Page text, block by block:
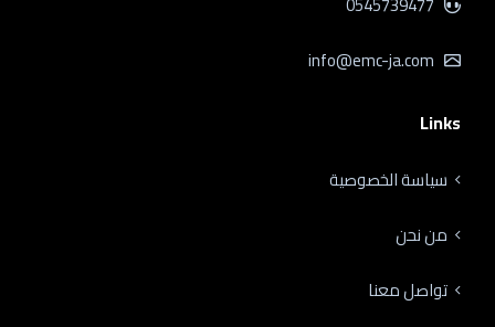
Links
سياسة الخصوصية
من نحن
تواصل معنا